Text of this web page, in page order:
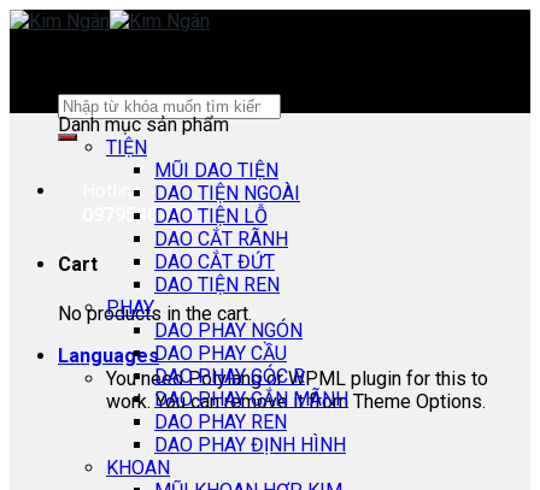
Skip
Search
for:
Hotline:
0979540178
Cart
No products in the cart.
Languages
You need Polylang or WPML plugin for this to
work. You can remove it from Theme Options.
Danh mục sản phẩm
TIỆN
MŨI DAO TIỆN
DAO TIỆN NGOÀI
DAO TIỆN LỖ
DAO CẮT RÃNH
DAO CẮT ĐỨT
DAO TIỆN REN
PHAY
DAO PHAY NGÓN
DAO PHAY CẦU
DAO PHAY GÓC R
DAO PHAY GẮN MÃNH
DAO PHAY REN
DAO PHAY ĐỊNH HÌNH
KHOAN